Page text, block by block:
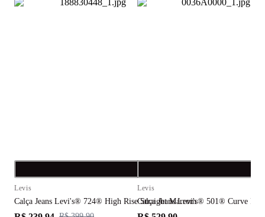
Levis
Calça Jeans Levi's® 724® High Rise Straight Marrom
Levis
Calça Jeans Levi's® 501® Curve